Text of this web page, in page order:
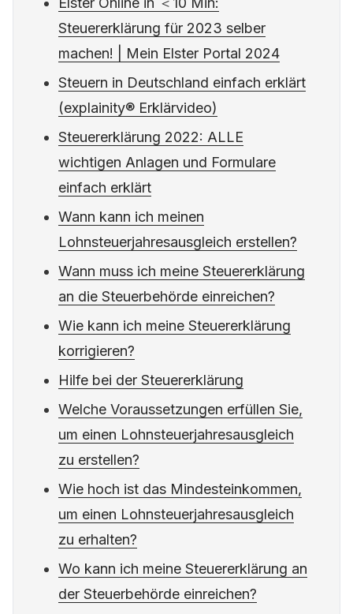
Steuererklärung für 2023 selber
machen! | Mein Elster Portal 2024
Steuern in Deutschland einfach erklärt
(explainity® Erklärvideo)
Steuererklärung 2022: ALLE
wichtigen Anlagen und Formulare
einfach erklärt
Wann kann ich meinen
Lohnsteuerjahresausgleich erstellen?
Wann muss ich meine Steuererklärung
an die Steuerbehörde einreichen?
Wie kann ich meine Steuererklärung
korrigieren?
Hilfe bei der Steuererklärung
Welche Voraussetzungen erfüllen Sie,
um einen Lohnsteuerjahresausgleich
zu erstellen?
Wie hoch ist das Mindesteinkommen,
um einen Lohnsteuerjahresausgleich
zu erhalten?
Wo kann ich meine Steuererklärung an
der Steuerbehörde einreichen?